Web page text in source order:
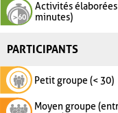
Activités élaborées
minutes)
PARTICIPANTS
Petit groupe (< 30)
Moyen groupe